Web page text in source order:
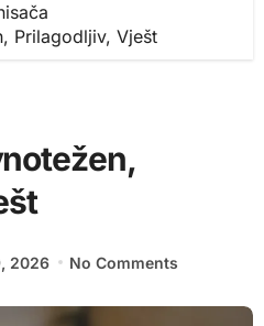
Prilagodljiv, Vješt
2026 No Comments